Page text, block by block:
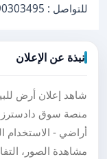
للتواصل : 0790303495
نبذة عن الإعلان
شاهد إعلان أرض
منصة سوق دادسترز
أراضي - الاستخدام
مشاهدة الصور،